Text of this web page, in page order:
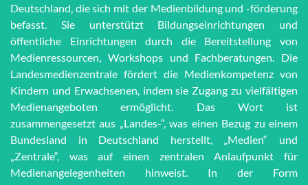
Deutschland, die sich mit der Medienbildung und -förderung
befasst. Sie unterstützt Bildungseinrichtungen und
öffentliche Einrichtungen durch die Bereitstellung von
Medienressourcen, Workshops und Fachberatungen. Die
Landesmedienzentrale fördert die Medienkompetenz von
Kindern und Erwachsenen, indem sie Zugang zu vielfältigen
Medienangeboten ermöglicht. Das Wort ist
zusammengesetzt aus „Landes-“, was einen Bezug zu einem
Bundesland in Deutschland herstellt, „Medien“ und
„Zentrale“, was auf einen zentralen Anlaufpunkt für
Medienangelegenheiten hinweist. In der Form